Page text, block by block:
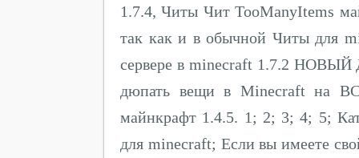
1.7.4, Читы Чит TooManyItems
так как и в обычной Читы для
сервере в minecraft 1.7.2
дюпать вещи в Minecraft на
майнкрафт 1.4.5. 1; 2; 3; 4; 5;
для minecraft; Если вы имеете